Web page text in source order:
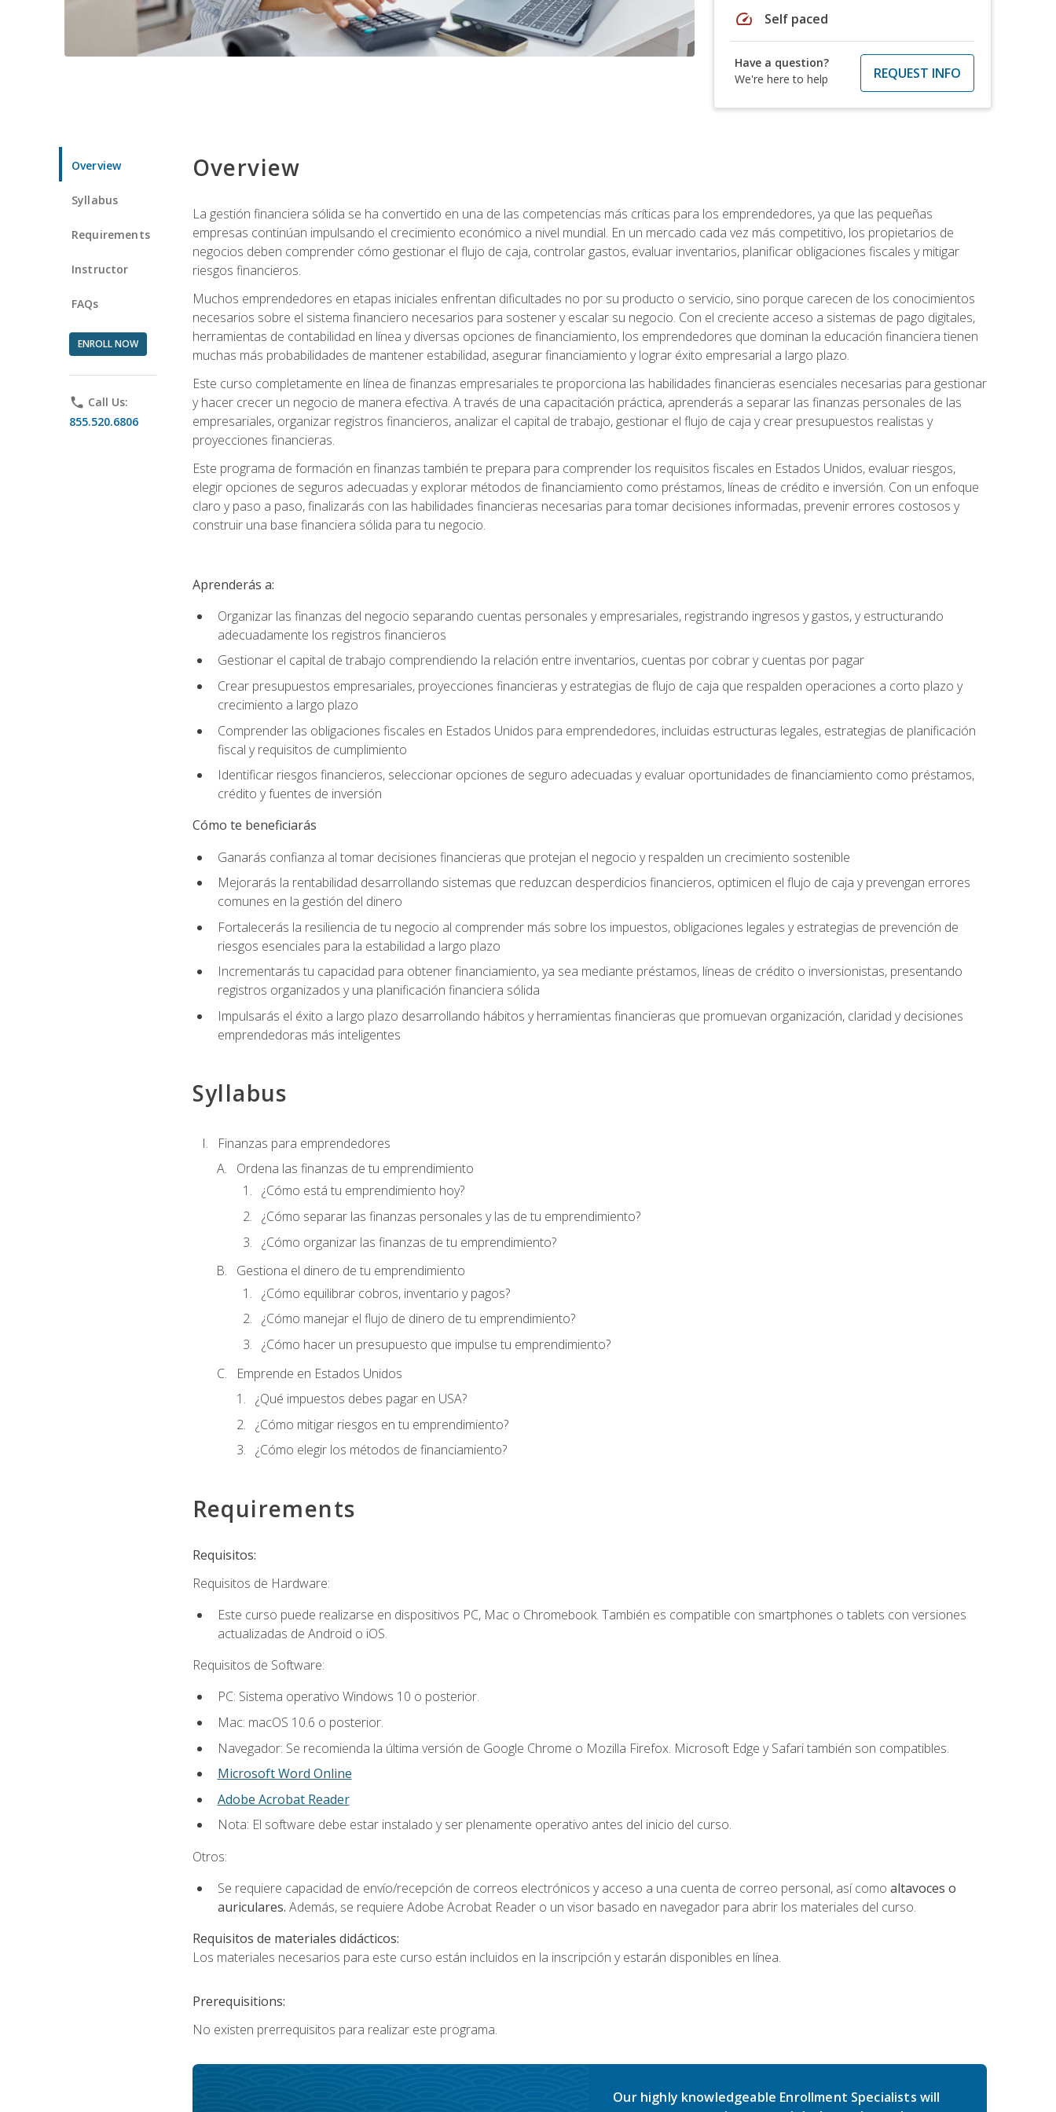
speed Self paced
Have a question?
We're here to help
REQUEST INFO
Overview
Syllabus
Requirements
Instructor
FAQs
ENROLL NOW
phone Call Us:
855.520.6806
Overview
La gestión financiera sólida se ha convertido en una de las competencias más críticas para los emprendedores, ya que las pequeñas
empresas continúan impulsando el crecimiento económico a nivel mundial. En un mercado cada vez más competitivo, los propietarios de
negocios deben comprender cómo gestionar el flujo de caja, controlar gastos, evaluar inventarios, planificar obligaciones fiscales y mitigar
riesgos financieros.
Muchos emprendedores en etapas iniciales enfrentan dificultades no por su producto o servicio, sino porque carecen de los conocimientos
necesarios sobre el sistema financiero necesarios para sostener y escalar su negocio. Con el creciente acceso a sistemas de pago digitales,
herramientas de contabilidad en línea y diversas opciones de financiamiento, los emprendedores que dominan la educación financiera tienen
muchas más probabilidades de mantener estabilidad, asegurar financiamiento y lograr éxito empresarial a largo plazo.
Este curso completamente en línea de finanzas empresariales te proporciona las habilidades financieras esenciales necesarias para gestionar
y hacer crecer un negocio de manera efectiva. A través de una capacitación práctica, aprenderás a separar las finanzas personales de las
empresariales, organizar registros financieros, analizar el capital de trabajo, gestionar el flujo de caja y crear presupuestos realistas y
proyecciones financieras.
Este programa de formación en finanzas también te prepara para comprender los requisitos fiscales en Estados Unidos, evaluar riesgos,
elegir opciones de seguros adecuadas y explorar métodos de financiamiento como préstamos, líneas de crédito e inversión. Con un enfoque
claro y paso a paso, finalizarás con las habilidades financieras necesarias para tomar decisiones informadas, prevenir errores costosos y
construir una base financiera sólida para tu negocio.
Aprenderás a:
Organizar las finanzas del negocio separando cuentas personales y empresariales, registrando ingresos y gastos, y estructurando
adecuadamente los registros financieros
Gestionar el capital de trabajo comprendiendo la relación entre inventarios, cuentas por cobrar y cuentas por pagar
Crear presupuestos empresariales, proyecciones financieras y estrategias de flujo de caja que respalden operaciones a corto plazo y
crecimiento a largo plazo
Comprender las obligaciones fiscales en Estados Unidos para emprendedores, incluidas estructuras legales, estrategias de planificación
fiscal y requisitos de cumplimiento
Identificar riesgos financieros, seleccionar opciones de seguro adecuadas y evaluar oportunidades de financiamiento como préstamos,
crédito y fuentes de inversión
Cómo te beneficiarás
Ganarás confianza al tomar decisiones financieras que protejan el negocio y respalden un crecimiento sostenible
Mejorarás la rentabilidad desarrollando sistemas que reduzcan desperdicios financieros, optimicen el flujo de caja y prevengan errores
comunes en la gestión del dinero
Fortalecerás la resiliencia de tu negocio al comprender más sobre los impuestos, obligaciones legales y estrategias de prevención de
riesgos esenciales para la estabilidad a largo plazo
Incrementarás tu capacidad para obtener financiamiento, ya sea mediante préstamos, líneas de crédito o inversionistas, presentando
registros organizados y una planificación financiera sólida
Impulsarás el éxito a largo plazo desarrollando hábitos y herramientas financieras que promuevan organización, claridad y decisiones
emprendedoras más inteligentes
Syllabus
Finanzas para emprendedores
Ordena las finanzas de tu emprendimiento
¿Cómo está tu emprendimiento hoy?
¿Cómo separar las finanzas personales y las de tu emprendimiento?
¿Cómo organizar las finanzas de tu emprendimiento?
Gestiona el dinero de tu emprendimiento
¿Cómo equilibrar cobros, inventario y pagos?
¿Cómo manejar el flujo de dinero de tu emprendimiento?
¿Cómo hacer un presupuesto que impulse tu emprendimiento?
Emprende en Estados Unidos
¿Qué impuestos debes pagar en USA?
¿Cómo mitigar riesgos en tu emprendimiento?
¿Cómo elegir los métodos de financiamiento?
Requirements
Requisitos:
Requisitos de Hardware:
Este curso puede realizarse en dispositivos PC, Mac o Chromebook. También es compatible con smartphones o tablets con versiones
actualizadas de Android o iOS.
Requisitos de Software:
PC: Sistema operativo Windows 10 o posterior.
Mac: macOS 10.6 o posterior.
Navegador: Se recomienda la última versión de Google Chrome o Mozilla Firefox. Microsoft Edge y Safari también son compatibles.
Microsoft Word Online
Adobe Acrobat Reader
Nota: El software debe estar instalado y ser plenamente operativo antes del inicio del curso.
Otros:
Se requiere capacidad de envío/recepción de correos electrónicos y acceso a una cuenta de correo personal, así como altavoces o
auriculares. Además, se requiere Adobe Acrobat Reader o un visor basado en navegador para abrir los materiales del curso.
Requisitos de materiales didácticos:
Los materiales necesarios para este curso están incluidos en la inscripción y estarán disponibles en línea.
Prerequisitions:
No existen prerrequisitos para realizar este programa.
Our highly knowledgeable Enrollment Specialists will